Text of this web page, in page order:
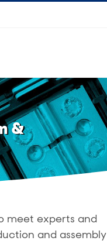
&
meet experts and
and assembly